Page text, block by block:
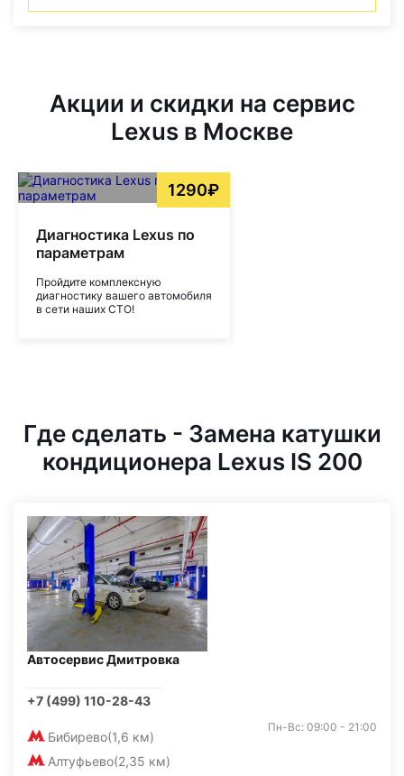
Акции и скидки на сервис
Lexus в Москве
1290₽
Диагностика Lexus по
параметрам
Пройдите комплексную
диагностику вашего автомобиля
в сети наших СТО!
Где сделать - Замена катушки
кондиционера Lexus IS 200
Автосервис Дмитровка
+7 (499) 110-28-43
Бибирево(1,6 км)
Алтуфьево(2,35 км)
Пн-Вс: 09:00 - 21:00